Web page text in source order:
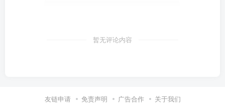
暂无评论内容
友链申请 免责声明 广告合作 关于我们